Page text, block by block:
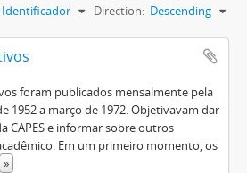
Identificador Direction: Descending
foram publicados mensalmente pela
1952 a março de 1972. Objetivavam dar
CAPES e informar sobre outros
Em um primeiro momento, os
»